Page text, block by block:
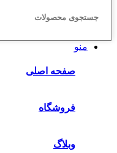
منو
صفحه اصلی
فروشگاه
وبلاگ